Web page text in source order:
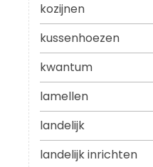
kozijnen
kussenhoezen
kwantum
lamellen
landelijk
landelijk inrichten